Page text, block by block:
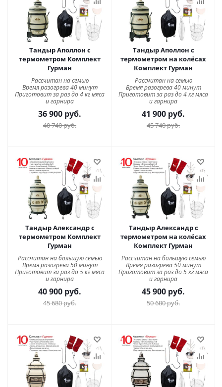
Тандыр Аполлон с
термометром Комплект
Гурман
Рассчитан на семью
Время разогрева 40 минут
Приготовит за раз до 4 кг мяса
и гарнира
36 900 руб.
40 740руб.
Тандыр Аполлон с
термометром на колёсах
Комплект Гурман
Рассчитан на семью
Время разогрева 40 минут
Приготовит за раз до 4 кг мяса
и гарнира
41 900 руб.
45 740руб.
Тандыр Александр с
термометром Комплект
Гурман
Рассчитан на большую семью
Время разогрева 50 минут
Приготовит за раз до 5 кг мяса
и гарнира
40 900 руб.
45 680руб.
Тандыр Александр с
термометром на колёсах
Комплект Гурман
Рассчитан на большую семью
Время разогрева 50 минут
Приготовит за раз до 5 кг мяса
и гарнира
45 900 руб.
50 680руб.